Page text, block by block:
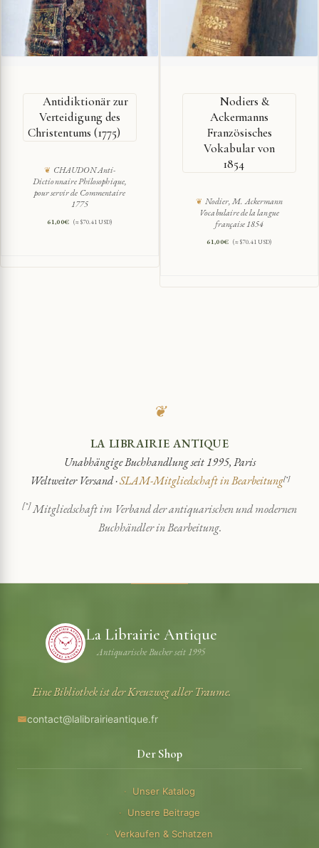
Antidiktionär zur
Verteidigung des
Christentums (1775)
CHAUDON Anti-
Dictionnaire Philosophique,
pour servir de Commentaire
1775
61,00€ (≈ $70.41 USD)
Nodiers &
Ackermanns
Französisches
Vokabular von
1854
Nodier, M. Ackermann
Vocabulaire de la langue
française 1854
61,00€ (≈ $70.41 USD)
❦
LA LIBRAIRIE ANTIQUE
Unabhängige Buchhandlung seit 1995, Paris
Weltweiter Versand ·SLAM-Mitgliedschaft in Bearbeitung[*]
[*]Mitgliedschaft im Verband der antiquarischen und modernen
Buchhändler in Bearbeitung.
La Librairie Antique
Antiquarische Bucher seit 1995
Eine Bibliothek ist der Kreuzweg aller Traume.
contact@lalibrairieantique.fr
Der Shop
Unser Katalog
Unsere Beitrage
Verkaufen & Schatzen